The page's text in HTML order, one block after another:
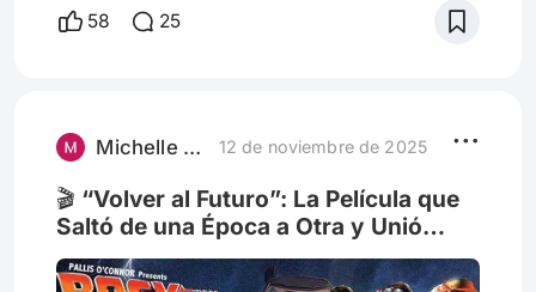
parte. Este artículo fácilmente pudo tratarse
del Spiderman de Sam Raimi o Shrek, que
58 25
Michelle Mena 12 de noviembre de 2025
🎬 “Volver al Futuro”: La Película que
Saltó de una Época a Otra y Unió
Generaciones